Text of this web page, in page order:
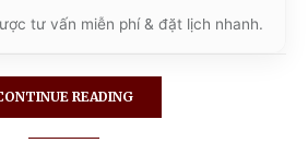
tư vấn miễn phí & đặt lịch nhanh.
READING